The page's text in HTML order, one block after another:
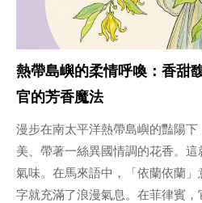
熱帶島嶼的柔情呼喚：香甜
官的芳香魔法
漫步在南太平洋熱帶島嶼的豔陽
美、帶著一絲異國情調的花香。
氣味。在馬來語中，「依蘭依蘭
字就充滿了浪漫氣息。在菲律賓